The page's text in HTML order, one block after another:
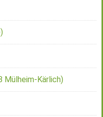
Mülheim-Kärlich)